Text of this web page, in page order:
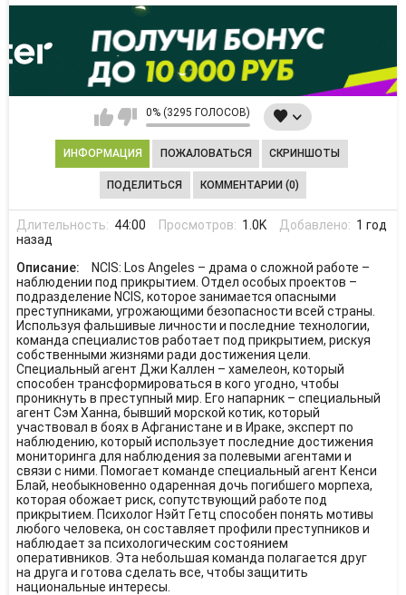
0% (3295 ГОЛОСОВ)
ИНФОРМАЦИЯ ПОЖАЛОВАТЬСЯ СКРИНШОТЫ
ПОДЕЛИТЬСЯ КОММЕНТАРИИ (0)
Длительность: 44:00 Просмотров: 1.0K Добавлено: 1 год
назад
Описание:
NCIS: Los Angeles – драма о сложной работе –
наблюдении под прикрытием. Отдел особых проектов –
подразделение NCIS, которое занимается опасными
преступниками, угрожающими безопасности всей страны.
Используя фальшивые личности и последние технологии,
команда специалистов работает под прикрытием, рискуя
собственными жизнями ради достижения цели.
Специальный агент Джи Каллен – хамелеон, который
способен трансформироваться в кого угодно, чтобы
проникнуть в преступный мир. Его напарник – специальный
агент Сэм Ханна, бывший морской котик, который
участвовал в боях в Афганистане и в Ираке, эксперт по
наблюдению, который использует последние достижения
мониторинга для наблюдения за полевыми агентами и
связи с ними. Помогает команде специальный агент Кенси
Блай, необыкновенно одаренная дочь погибшего морпеха,
которая обожает риск, сопутствующий работе под
прикрытием. Психолог Нэйт Гетц способен понять мотивы
любого человека, он составляет профили преступников и
наблюдает за психологическим состоянием
оперативников. Эта небольшая команда полагается друг
на друга и готова сделать все, чтобы защитить
национальные интересы.